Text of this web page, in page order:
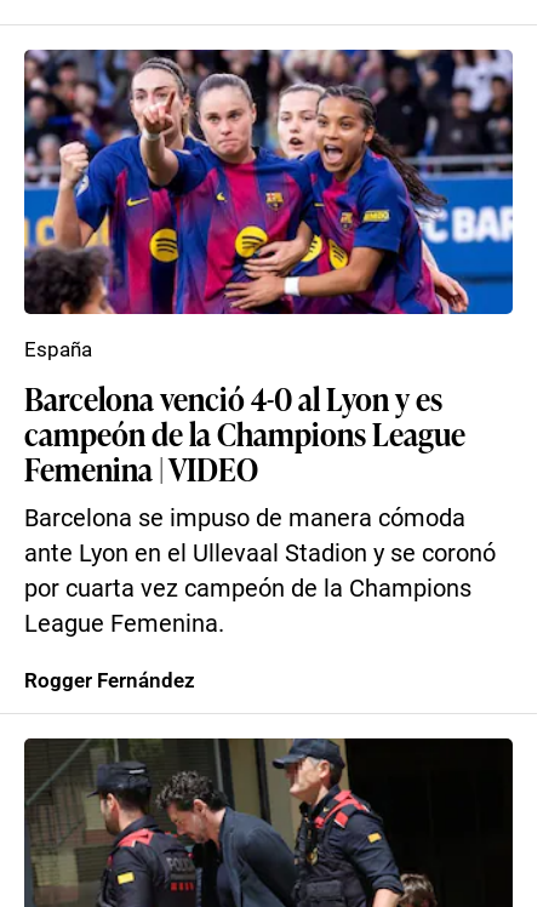
Barcelona venció 4-0 al Lyon y es
campeón de la Champions League
Femenina | VIDEO
Barcelona se impuso de manera cómoda
ante Lyon en el Ullevaal Stadion y se coronó
por cuarta vez campeón de la Champions
League Femenina.
España
Rogger Fernández